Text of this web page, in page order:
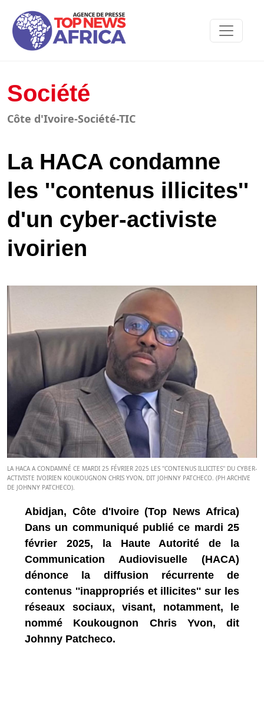
Société
Côte d'Ivoire-Société-TIC
La HACA condamne
les ''contenus illicites''
d'un cyber-activiste
ivoirien
LA HACA A CONDAMNÉ CE MARDI 25 FÉVRIER 2025 LES ''CONTENUS ILLICITES'' DU CYBER-
ACTIVISTE IVOIRIEN KOUKOUGNON CHRIS YVON, DIT JOHNNY PATCHECO. (PH ARCHIVE
DE JOHNNY PATCHECO).
Abidjan, Côte d'Ivoire (Top News Africa)
Dans un communiqué publié ce mardi 25
février 2025, la Haute Autorité de la
Communication Audiovisuelle (HACA)
dénonce la diffusion récurrente de
contenus ''inappropriés et illicites'' sur les
réseaux sociaux, visant, notamment, le
nommé Koukougnon Chris Yvon, dit
Johnny Patcheco.